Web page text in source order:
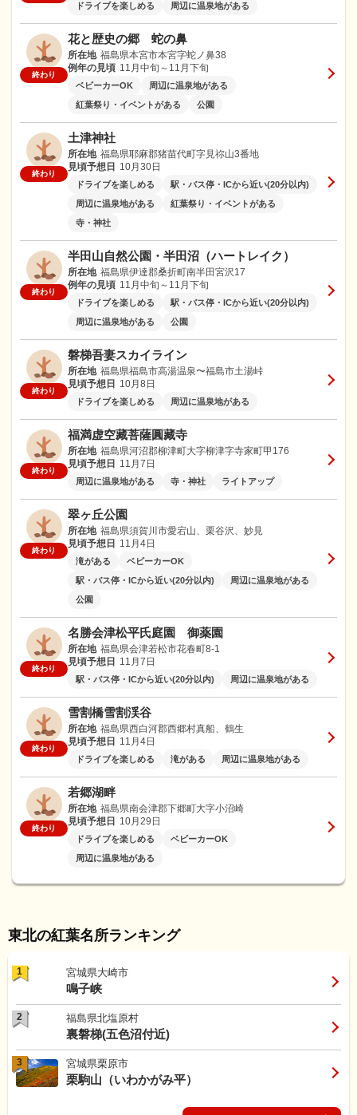
ドライブを楽しめる 周辺に温泉地がある
終わり
花と歴史の郷 蛇の鼻
所在地 福島県本宮市本宮字蛇ノ鼻38
例年の見頃 11月中旬～11月下旬
ベビーカーOK
周辺に温泉地がある
紅葉祭り・イベントがある
公園
終わり
土津神社
所在地 福島県耶麻郡猪苗代町字見祢山3番地
見頃予想日
10月30日
ドライブを楽しめる
駅・バス停・ICから近い(20分以内)
周辺に温泉地がある
紅葉祭り・イベントがある
寺・神社
終わり
半田山自然公園・半田沼（ハートレイク）
所在地 福島県伊達郡桑折町南半田宮沢17
例年の見頃 11月中旬～11月下旬
ドライブを楽しめる
駅・バス停・ICから近い(20分以内)
周辺に温泉地がある
公園
終わり
磐梯吾妻スカイライン
所在地 福島県福島市高湯温泉〜福島市土湯峠
見頃予想日
10月8日
ドライブを楽しめる 周辺に温泉地がある
終わり
福満虚空藏菩薩圓藏寺
所在地 福島県河沼郡柳津町大字柳津字寺家町甲176
見頃予想日
11月7日
周辺に温泉地がある 寺・神社 ライトアップ
終わり
翠ヶ丘公園
所在地 福島県須賀川市愛宕山、栗谷沢、妙見
見頃予想日
11月4日
滝がある
ベビーカーOK
駅・バス停・ICから近い(20分以内)
周辺に温泉地がある
公園
終わり
名勝会津松平氏庭園 御薬園
所在地 福島県会津若松市花春町8-1
見頃予想日
11月7日
駅・バス停・ICから近い(20分以内) 周辺に温泉地がある
終わり
雪割橋雪割渓谷
所在地 福島県西白河郡西郷村真船、鶴生
見頃予想日
11月4日
ドライブを楽しめる 滝がある 周辺に温泉地がある
終わり
若郷湖畔
所在地 福島県南会津郡下郷町大字小沼崎
見頃予想日
10月29日
ドライブを楽しめる
ベビーカーOK
周辺に温泉地がある
東北の紅葉名所ランキング
1 宮城県大崎市
鳴子峡
2 福島県北塩原村
裏磐梯(五色沼付近)
3 宮城県栗原市
栗駒山（いわかがみ平）